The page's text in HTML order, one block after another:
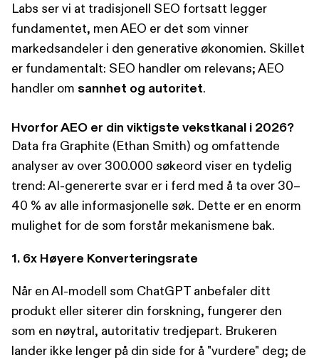
Labs ser vi at tradisjonell SEO fortsatt legger
fundamentet, men AEO er det som vinner
markedsandeler i den generative økonomien. Skillet
er fundamentalt: SEO handler om relevans; AEO
handler om sannhet og autoritet.
Hvorfor AEO er din viktigste vekstkanal i 2026?
Data fra Graphite (Ethan Smith) og omfattende
analyser av over 300.000 søkeord viser en tydelig
trend: AI-genererte svar er i ferd med å ta over 30–
40 % av alle informasjonelle søk. Dette er en enorm
mulighet for de som forstår mekanismene bak.
1. 6x Høyere Konverteringsrate
Når en AI-modell som ChatGPT anbefaler ditt
produkt eller siterer din forskning, fungerer den
som en nøytral, autoritativ tredjepart. Brukeren
lander ikke lenger på din side for å "vurdere" deg; de